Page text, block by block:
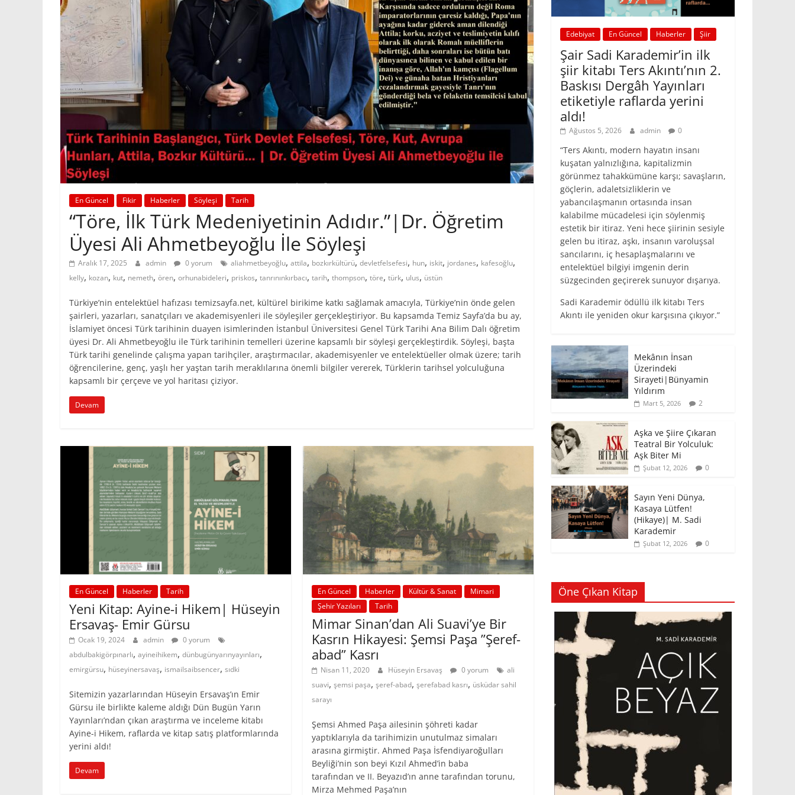
En Güncel Fikir Haberler Söyleşi Tarih
“Töre, İlk Türk Medeniyetinin Adıdır.”|Dr. Öğretim
Üyesi Ali Ahmetbeyoğlu İle Söyleşi
Aralık 17, 2025 admin 0 yorum aliahmetbeyoğlu, attila, bozkırkültürü, devletfelsefesi, hun, iskit, jordanes, kafesoğlu,
kelly, kozan, kut, nemeth, ören, orhunabideleri, priskos, tanrınınkırbacı, tarih, thompson, töre, türk, ulus, üstün
Türkiye’nin entelektüel hafızası temizsayfa.net, kültürel birikime katkı sağlamak amacıyla, Türkiye’nin önde gelen
şairleri, yazarları, sanatçıları ve akademisyenleri ile söyleşiler gerçekleştiriyor. Bu kapsamda Temiz Sayfa’da bu ay,
İslamiyet öncesi Türk tarihinin duayen isimlerinden İstanbul Üniversitesi Genel Türk Tarihi Ana Bilim Dalı öğretim
üyesi Dr. Ali Ahmetbeyoğlu ile Türk tarihinin temelleri üzerine kapsamlı bir söyleşi gerçekleştirdik. Söyleşi, başta
Türk tarihi genelinde çalışma yapan tarihçiler, araştırmacılar, akademisyenler ve entelektüeller olmak üzere; tarih
öğrencilerine, genç, yaşlı her yaştan tarih meraklılarına önemli bilgiler vererek, Türklerin tarihsel yolculuğuna
kapsamlı bir çerçeve ve yol haritası çiziyor.
Devam
En Güncel Haberler Tarih
Yeni Kitap: Ayine-i Hikem| Hüseyin
Ersavaş- Emir Gürsu
Ocak 19, 2024 admin
0 yorum
abdulbakigörpınarlı, ayineihikem, dünbugünyarınyayınları,
emirgürsu, hüseyinersavaş, ismailsaibsencer, sıdki
Sitemizin yazarlarından Hüseyin Ersavaş’ın Emir
Gürsu ile birlikte kaleme aldığı Dün Bugün Yarın
Yayınları’ndan çıkan araştırma ve inceleme kitabı
Ayine-i Hikem, raflarda ve kitap satış platformlarında
yerini aldı!
Devam
En Güncel Haberler Kültür & Sanat
Mimari
Şehir Yazıları
Tarih
Mimar Sinan’dan Ali Suavi’ye Bir
Kasrın Hikayesi: Şemsi Paşa ”Şeref-
abad” Kasrı
Nisan 11, 2020 Hüseyin Ersavaş 0 yorum
ali
suavi,şemsi paşa,şeref-abad,şerefabad kasrı, üsküdar sahil
sarayı
Şemsi Ahmed Paşa ailesinin şöhreti kadar
yaptıklarıyla da tarihimizin unutulmaz simaları
arasına girmiştir. Ahmed Paşa İsfendiyaroğulları
Beyliği’nin son beyi Kızıl Ahmed’in baba
tarafından ve II. Beyazıd’ın anne tarafından torunu,
Mirza Mehmed Paşa’nın
Edebiyat En Güncel Haberler Şiir
Şair Sadi Karademir’in ilk
şiir kitabı Ters Akıntı’nın 2.
Baskısı Dergâh Yayınları
etiketiyle raflarda yerini
aldı!
Ağustos 5, 2026 admin 0
“Ters Akıntı, modern hayatın insanı
kuşatan yalnızlığına, kapitalizmin
görünmez tahakkümüne karşı; savaşların,
göçlerin, adaletsizliklerin ve
yabancılaşmanın ortasında insan
kalabilme mücadelesi için söylenmiş
estetik bir itiraz. Yeni hece şiirinin sesiyle
gelen bu itiraz, aşkı, insanın varoluşsal
sancılarını, iç hesaplaşmalarını ve
entelektüel bilgiyi imgenin derin
süzgecinden geçirerek sunuyor dışarıya.
Sadi Karademir ödüllü ilk kitabı Ters
Akıntı ile yeniden okur karşısına çıkıyor.”
Mekânın İnsan
Üzerindeki
Sirayeti|Bünyamin
Yıldırım
Mart 5, 2026 2
Aşka ve Şiire Çıkaran
Teatral Bir Yolculuk:
Aşk Biter Mi
Şubat 12, 2026 0
Sayın Yeni Dünya,
Kasaya Lütfen!
(Hikaye)| M. Sadi
Karademir
Şubat 12, 2026 0
Öne Çıkan Kitap